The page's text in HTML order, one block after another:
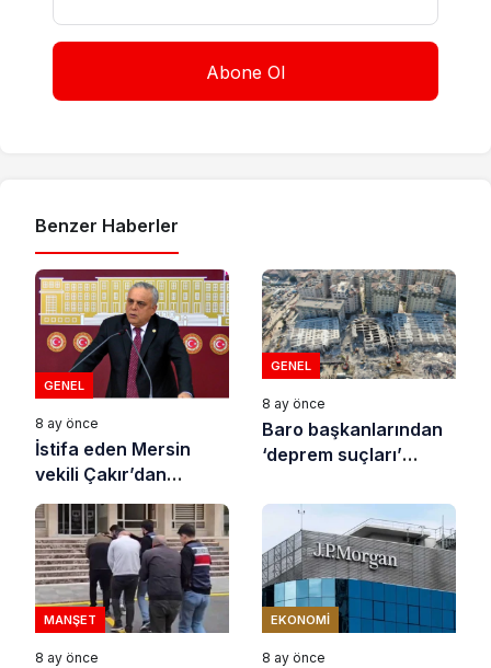
Benzer Haberler
GENEL
8 ay önce
İstifa eden Mersin
vekili Çakır’dan
açıklama: “Yörük
çocuğu, suçlanan
adamların önüne gelip
ifade vermez”
GENEL
8 ay önce
Baro başkanlarından
‘deprem suçları’
MANŞET
8 ay önce
EKONOMI
8 ay önce